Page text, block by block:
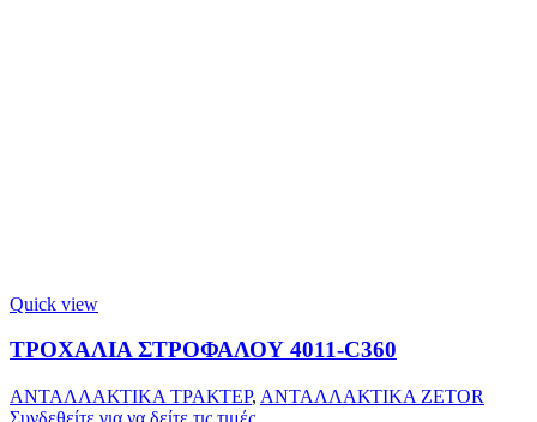
Quick view
ΤΡΟΧΑΛΙΑ ΣΤΡΟΦΑΛΟΥ 4011-C360
ΑΝΤΑΛΛΑΚΤΙΚΑ ΤΡΑΚΤΕΡ, ΑΝΤΑΛΛΑΚΤΙΚΑ ZETOR
Συνδεθείτε για να δείτε τις τιμές